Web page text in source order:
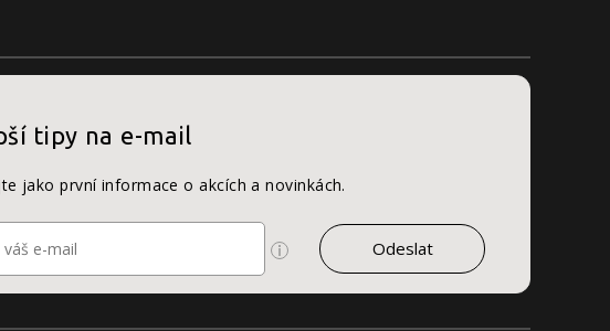
tipy na e-mail
jako první informace o akcích a novinkách.